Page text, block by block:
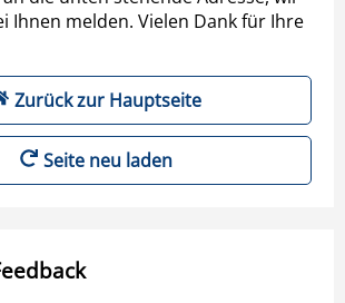
Ihnen melden. Vielen Dank für Ihre
Zurück zur Hauptseite
Seite neu laden